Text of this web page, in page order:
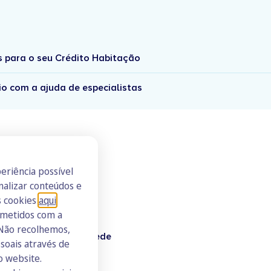
para o seu Crédito Habitação
com a ajuda de especialistas
possível
conteúdos e
cookies aqui
com a
recolhemos,
através de
website.
Doutor Finanças Rede
Junte-se à Rede